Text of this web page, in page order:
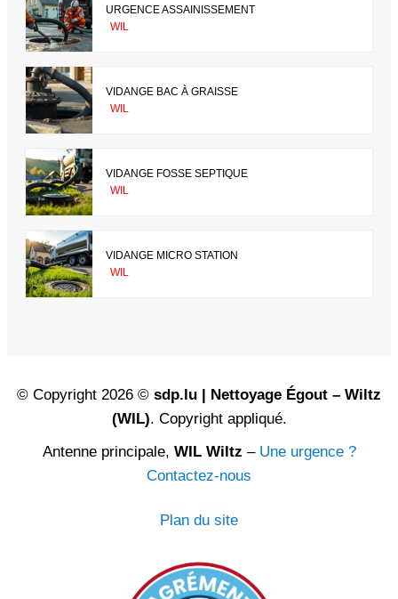
URGENCE ASSAINISSEMENT
WIL
VIDANGE BAC À GRAISSE
WIL
VIDANGE FOSSE SEPTIQUE
WIL
VIDANGE MICRO STATION
WIL
© Copyright 2026 © sdp.lu | Nettoyage Égout – Wiltz
(WIL). Copyright appliqué.
Antenne principale, WIL Wiltz – Une urgence ?
Contactez-nous
Plan du site